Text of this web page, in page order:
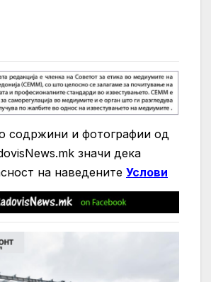
содржини и фотографии од
значи дека
на нaведените Услови